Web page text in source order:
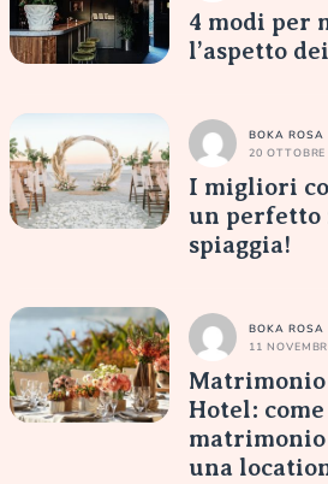
4 modi per
l’aspetto
BOKA ROSA
20
I migliori
un perfetto
spiaggia!
BOKA ROSA
11
Hotel:
una